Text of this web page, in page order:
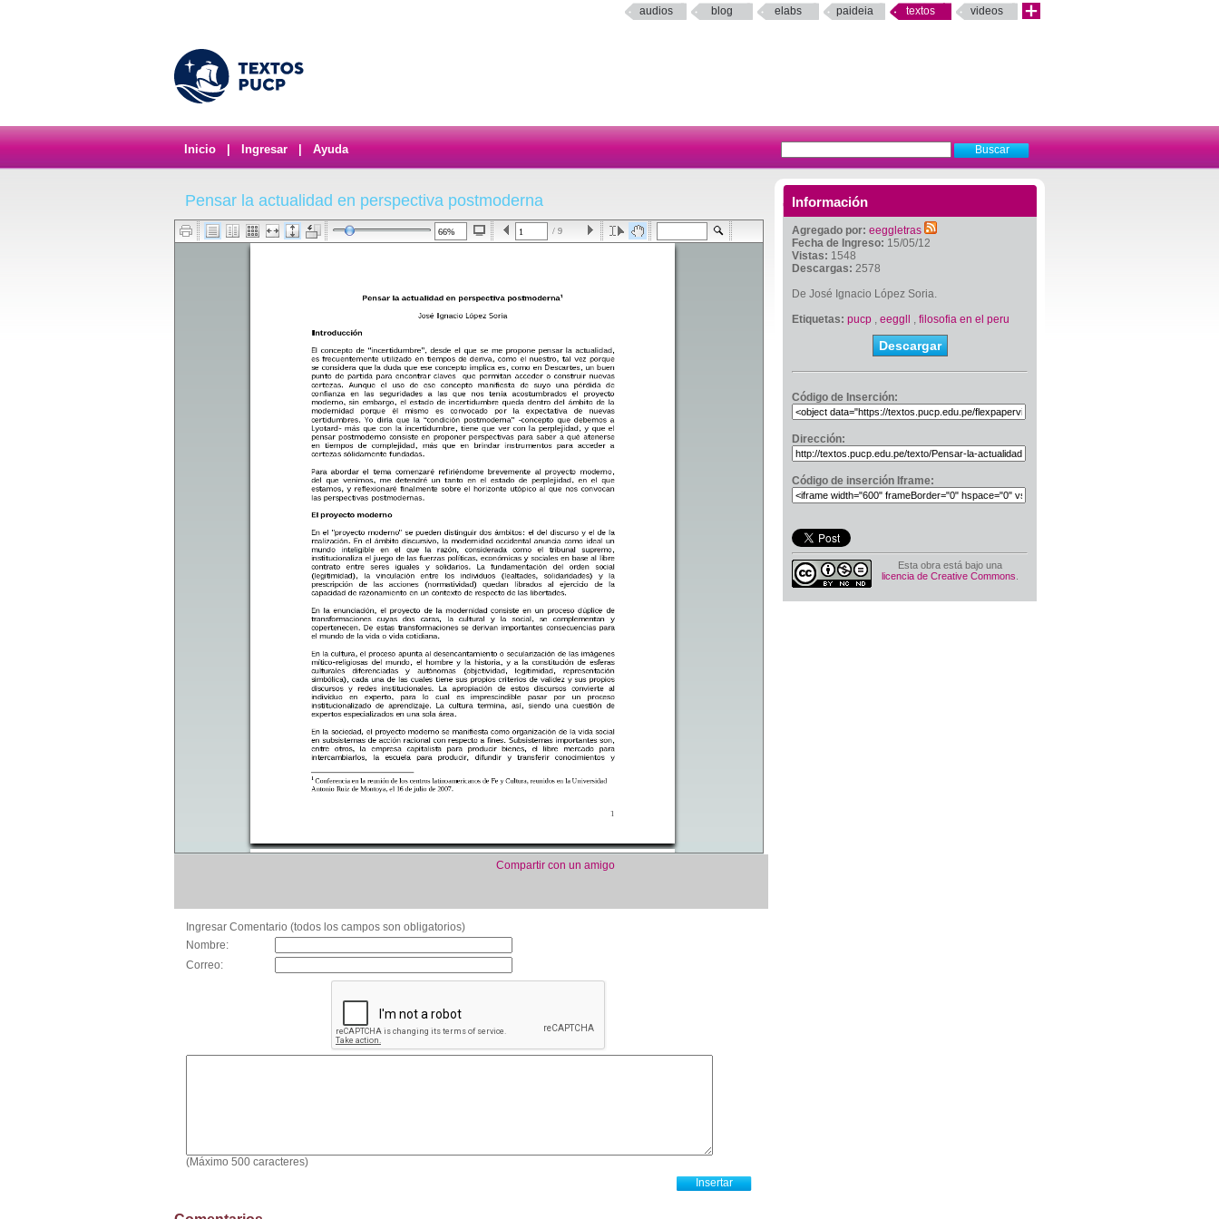
audios blog elabs paideia textos videos
Inicio Ingresar Ayuda
Información
Agregado por: eeggletras
Fecha de Ingreso: 15/05/12
Vistas: 1548
Descargas: 2578
De José Ignacio López Soria.
Etiquetas: pucp , eeggll , filosofia en el peru
Descargar
Código de Inserción:
Dirección:
Código de inserción Iframe:
Esta obra está bajo una
licencia de Creative Commons
Pensar la actualidad en perspectiva postmoderna
/ 9
Compartir con un amigo
Ingresar Comentario (todos los campos son obligatorios)
Nombre:
Correo:
(Máximo 500 caracteres)